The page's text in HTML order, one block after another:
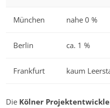
München nahe 0 %
Berlin ca. 1 %
Frankfurt kaum
Die Kölner